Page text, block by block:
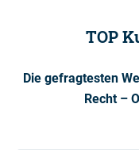
TOP
Die gefragtesten
Recht –